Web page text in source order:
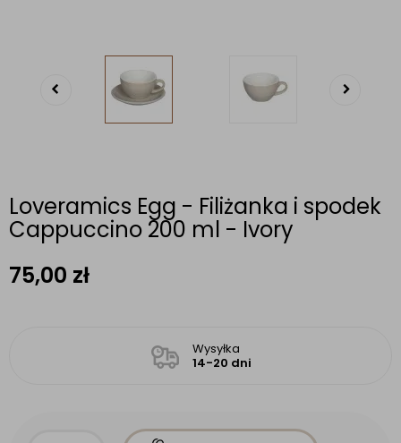
Loveramics Egg - Filiżanka i spodek
Cappuccino 200 ml - Ivory
75,00 zł
Wysyłka
14-20 dni